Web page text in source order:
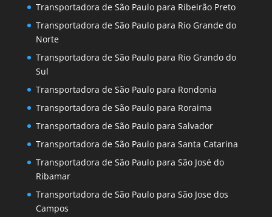
Transportadora de São Paulo para Ribeirão Preto
Transportadora de São Paulo para Rio Grande do
Norte
Transportadora de São Paulo para Rio Grando do
Sul
Transportadora de São Paulo para Rondonia
Transportadora de São Paulo para Roraima
Transportadora de São Paulo para Salvador
Transportadora de São Paulo para Santa Catarina
Transportadora de São Paulo para São José do
Ribamar
Transportadora de São Paulo para São Jose dos
Campos